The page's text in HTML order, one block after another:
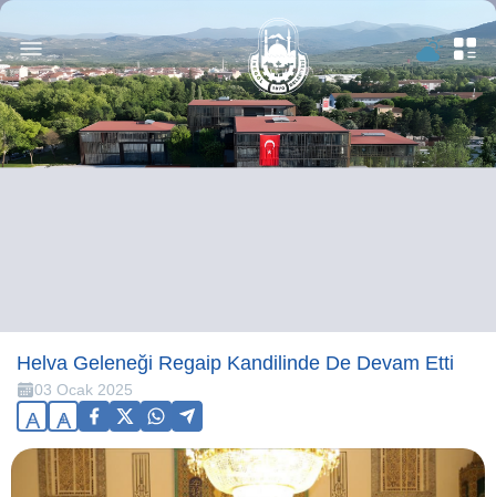
Helva Geleneği Regaip Kandilinde De Devam Etti
03 Ocak 2025
A A